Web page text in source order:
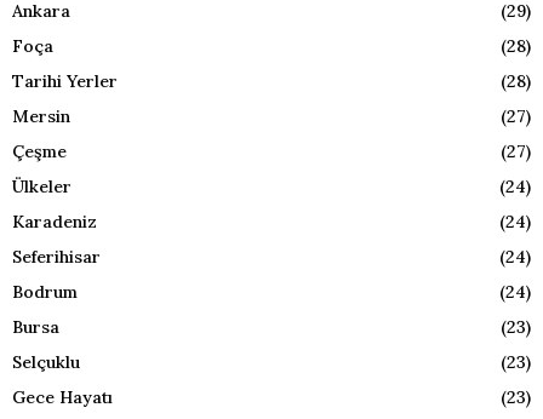
Ankara
(29)
Foça
(28)
Tarihi Yerler
(28)
Mersin
(27)
Çeşme
(27)
Ülkeler
(24)
Karadeniz
(24)
Seferihisar
(24)
Bodrum
(24)
Bursa
(23)
Selçuklu
(23)
Gece Hayatı
(23)